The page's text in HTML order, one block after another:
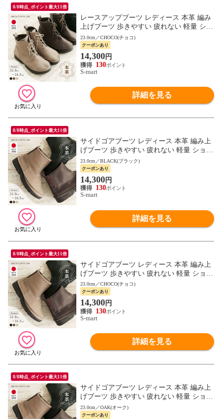
8/8時点_ポイント最大11倍
レースアップブーツ レディース 本革 編み
上げブーツ 歩きやすい 疲れない 軽量 ショ
ートブーツ 履きやすい 日本製 アーチコン
シェル d-500
23.0cm／CHOCO(チョコ)
クーポンあり
14,300円
130
S-mart
詳細を見る
8/8時点_ポイント最大11倍
サイドゴアブーツ レディース 本革 編み上
げブーツ 歩きやすい 疲れない 軽量 ショー
トブーツ 履きやすい 日本製 アーチコンシ
ェル d-501
23.0cm／BLACK(ブラック)
クーポンあり
14,300円
130
S-mart
詳細を見る
8/8時点_ポイント最大11倍
サイドゴアブーツ レディース 本革 編み上
げブーツ 歩きやすい 疲れない 軽量 ショー
トブーツ 履きやすい 日本製 アーチコンシ
ェル d-501
23.0cm／CHOCO(チョコ)
クーポンあり
14,300円
130
S-mart
詳細を見る
8/8時点_ポイント最大11倍
サイドゴアブーツ レディース 本革 編み上
げブーツ 歩きやすい 疲れない 軽量 ショー
トブーツ 履きやすい 日本製 アーチコンシ
ェル d-501
23.0cm／OAK(オーク)
クーポンあり